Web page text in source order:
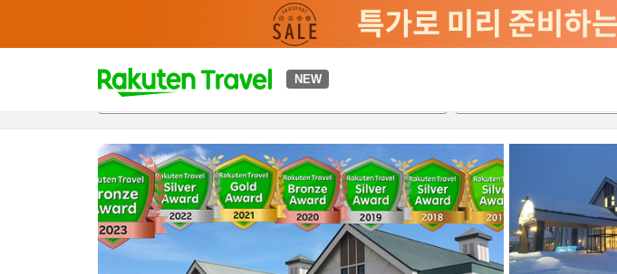
NEW
t
p
a
g
e
_
s
e
개요객실 & 숙박 상품이용 후기 하이라이트